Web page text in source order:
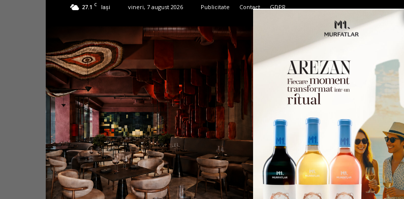
27.1 C Iași vineri, 7 august 2026 Publicitate Contact GDPR